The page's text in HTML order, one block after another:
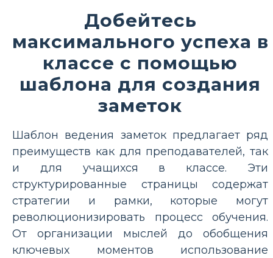
Добейтесь
максимального успеха в
классе с помощью
шаблона для создания
заметок
Шаблон ведения заметок предлагает ряд
преимуществ как для преподавателей, так
и для учащихся в классе. Эти
структурированные страницы содержат
стратегии и рамки, которые могут
революционизировать процесс обучения.
От организации мыслей до обобщения
ключевых моментов использование